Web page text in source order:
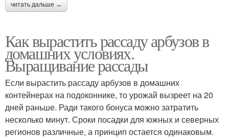
читать дальше →
Как вырастить рассаду арбузов в
домашних условиях.
Выращивание рассады
Если вырастить рассаду арбузов в домашних
контейнерах на подоконнике, то урожай вызреет на 20
дней раньше. Ради такого бонуса можно затратить
несколько минут. Сроки посадки для южных и северных
регионов различные, а принцип остается одинаковым.